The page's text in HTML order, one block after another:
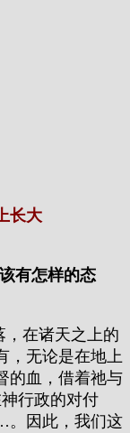
长大
有怎样的态
，在诸天之上的
，无论是在地上
的血，借着祂与
行政的对付
。因此，我们这